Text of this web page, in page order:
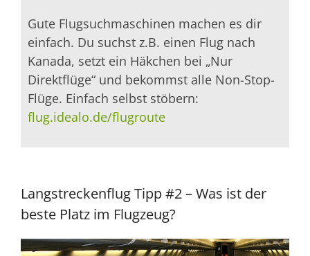
Gute Flugsuchmaschinen machen es dir
einfach. Du suchst z.B. einen Flug nach
Kanada, setzt ein Häkchen bei „Nur
Direktflüge“ und bekommst alle Non-Stop-
Flüge. Einfach selbst stöbern:
flug.idealo.de/flugroute
Langstreckenflug Tipp #2 – Was ist der
beste Platz im Flugzeug?